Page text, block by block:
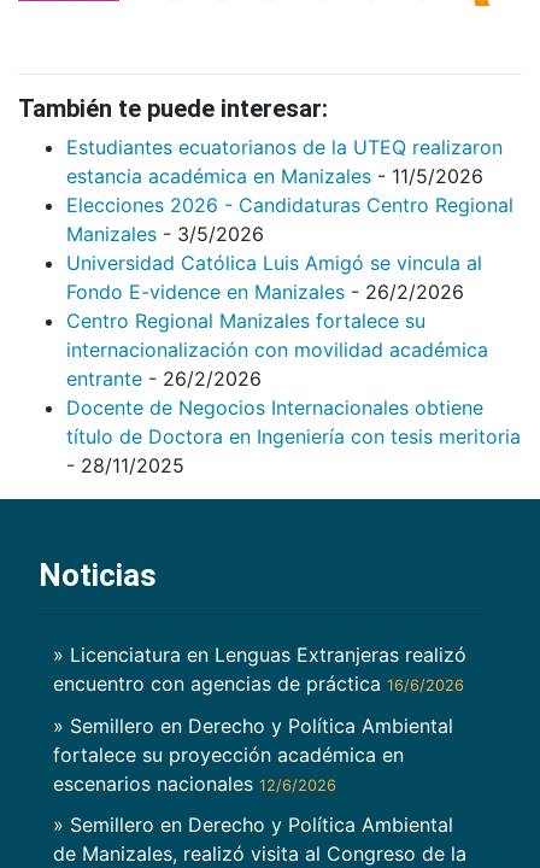
También te puede interesar:
Estudiantes ecuatorianos de la UTEQ realizaron
estancia académica en Manizales - 11/5/2026
Elecciones 2026 - Candidaturas Centro Regional
Manizales - 3/5/2026
Universidad Católica Luis Amigó se vincula al
Fondo E-vidence en Manizales - 26/2/2026
Centro Regional Manizales fortalece su
internacionalización con movilidad académica
entrante - 26/2/2026
Docente de Negocios Internacionales obtiene
título de Doctora en Ingeniería con tesis meritoria
- 28/11/2025
Noticias
» Licenciatura en Lenguas Extranjeras realizó
encuentro con agencias de práctica 16/6/2026
» Semillero en Derecho y Política Ambiental
fortalece su proyección académica en
escenarios nacionales 12/6/2026
» Semillero en Derecho y Política Ambiental
de Manizales, realizó visita al Congreso de la